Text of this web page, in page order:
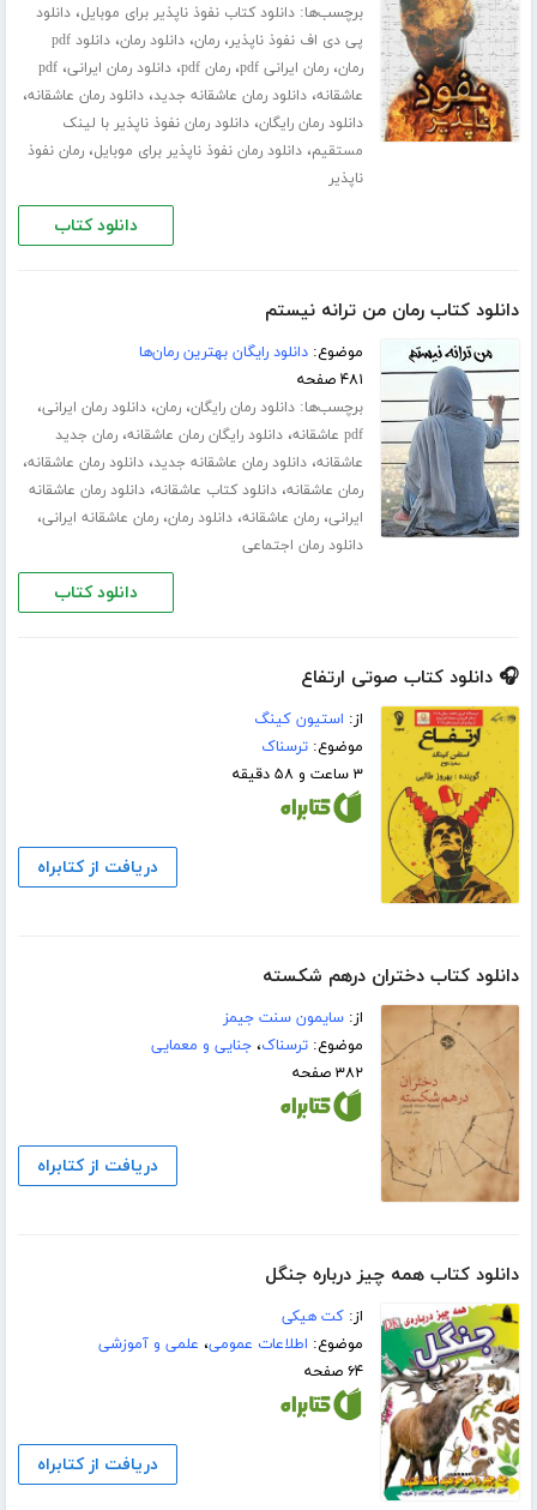
برچسب‌ها:دانلود کتاب نفوذ ناپذیر برای موبایل،دانلود
پی دی اف نفوذ ناپذیر،رمان،دانلود رمان،
دانلود pdf
رمان،رمان ایرانی pdf ،رمان pdf ،دانلود رمان ایرانی،pdf
عاشقانه،دانلود رمان عاشقانه جدید،دانلود رمان عاشقانه،
دانلود رمان رایگان،دانلود رمان نفوذ ناپذیر با لینک
مستقیم،دانلود رمان نفوذ ناپذیر برای موبایل،رمان نفوذ
ناپذیر
دانلود کتاب
دانلود کتاب رمان من ترانه نیستم
موضوع:دانلود رایگان بهترین رمان‌ها
۴۸۱ صفحه
برچسب‌ها:دانلود رمان رایگان،رمان،دانلود رمان ایرانی،
pdf عاشقانه ،دانلود رایگان رمان عاشقانه،رمان جدید
عاشقانه،دانلود رمان عاشقانه جدید،دانلود رمان عاشقانه،
رمان عاشقانه،دانلود کتاب عاشقانه،دانلود رمان عاشقانه
ایرانی،رمان عاشقانه،دانلود رمان،رمان عاشقانه ایرانی،
دانلود رمان اجتماعی
دانلود کتاب
🎧 دانلود کتاب صوتی ارتفاع
از: استیون کینگ
موضوع:ترسناک
۳ ساعت و ۵۸ دقیقه
دریافت از کتابراه
دانلود کتاب دختران درهم شکسته
از:سایمون سنت جیمز
موضوع:ترسناک،جنایی و معمایی
۳۸۲ صفحه
دریافت از کتابراه
دانلود کتاب همه چیز درباره جنگل
از:کت هیکی
موضوع: اطلاعات عمومی، علمی و آموزشی
۶۴ صفحه
دریافت از کتابراه